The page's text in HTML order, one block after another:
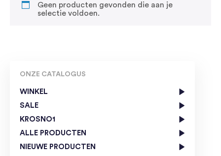
ONZE CATALOGUS
WINKEL
SALE
KROSNO1
ALLE PRODUCTEN
NIEUWE PRODUCTEN
Geen producten gevonden die aan je
selectie voldoen.